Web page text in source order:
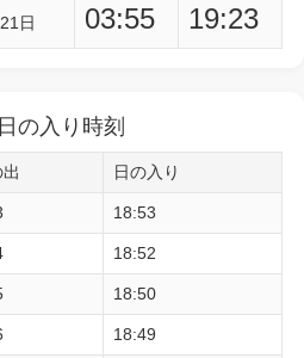
日 03:55 19:23
の入り時刻
日の入り
18:53
18:52
18:50
18:49